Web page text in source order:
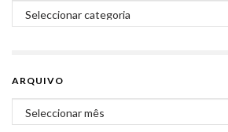
Categorias
ARQUIVO
Arquivo